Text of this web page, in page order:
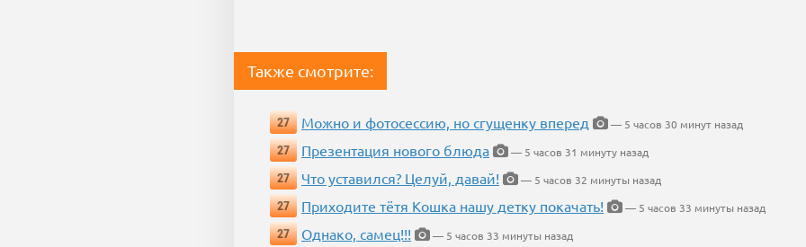
Также смотрите:
27 Можно и фотосессию, но сгущенку вперед
— 5 часов 30 минут назад
27
Презентация нового блюда
— 5 часов 31 минуту назад
27
Что уставился? Целуй, давай!
— 5 часов 32 минуты назад
27
Приходите тётя Кошка нашу детку покачать!
— 5 часов 33 минуты назад
27
Однако, самец!!!
— 5 часов 33 минуты назад